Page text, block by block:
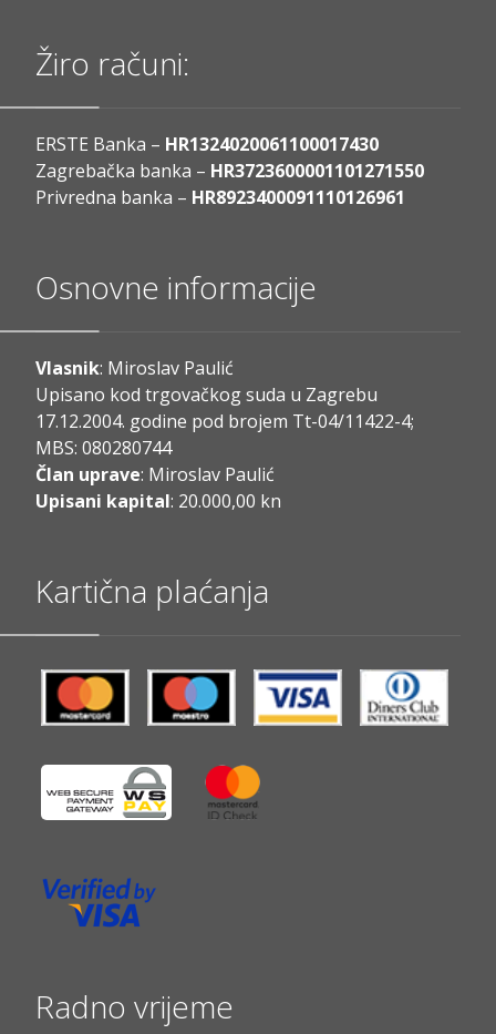
Žiro računi:
ERSTE Banka – HR1324020061100017430
Zagrebačka banka – HR3723600001101271550
Privredna banka – HR8923400091110126961
Osnovne informacije
Vlasnik: Miroslav Paulić
Upisano kod trgovačkog suda u Zagrebu
17.12.2004. godine pod brojem Tt-04/11422-4;
MBS: 080280744
Član uprave: Miroslav Paulić
Upisani kapital: 20.000,00 kn
Kartična plaćanja
Radno vrijeme